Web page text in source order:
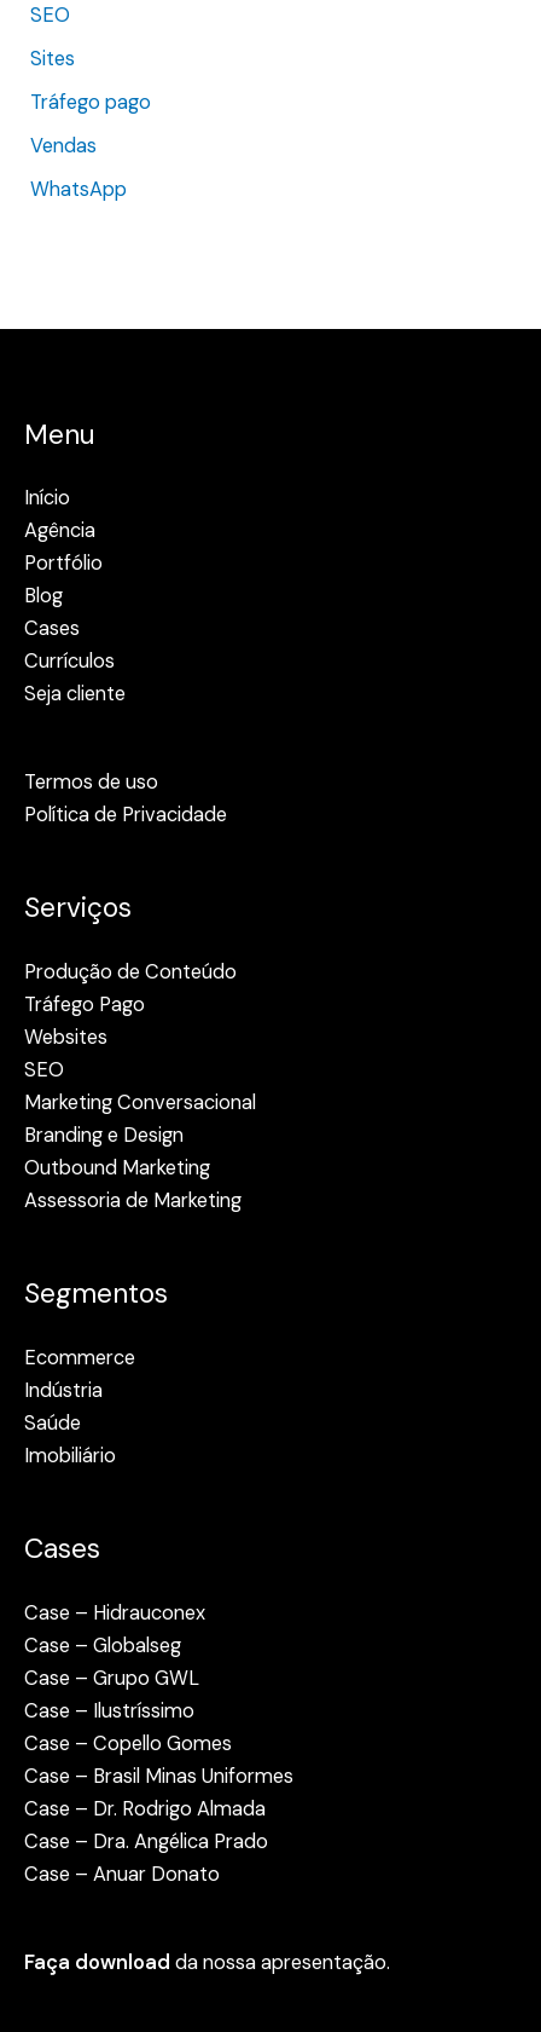
SEO
Sites
Tráfego pago
Vendas
WhatsApp
Menu
Início
Agência
Portfólio
Blog
Cases
Currículos
Seja cliente
Termos de uso
Política de Privacidade
Serviços
Produção de Conteúdo
Tráfego Pago
Websites
SEO
Marketing Conversacional
Branding e Design
Outbound Marketing
Assessoria de Marketing
Segmentos
Ecommerce
Indústria
Saúde
Imobiliário
Cases
Case – Hidrauconex
Case – Globalseg
Case – Grupo GWL
Case – Ilustríssimo
Case – Copello Gomes
Case – Brasil Minas Uniformes
Case – Dr. Rodrigo Almada
Case – Dra. Angélica Prado
Case – Anuar Donato
Faça download da nossa apresentação.